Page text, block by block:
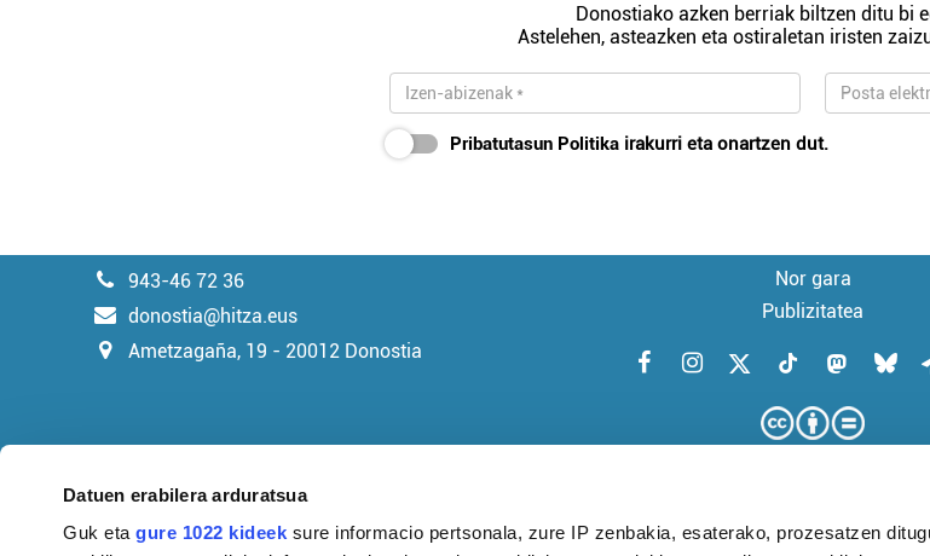
Datuen erabilera arduratsua
Guk etagure 1022 kideek sure informacio pertsonala, zure IP zenbakia, esaterako, prozesatzen
Donostiako azken berriak biltzen ditu bi
Astelehen, asteazken eta ostiraletan iristen
Pribatutasun Politika irakurri eta onartzen dut.
943-46 72 36
donostia@hitza.eus
Ametzagaña, 19 - 20012 Donostia
Nor gara
Publizitatea